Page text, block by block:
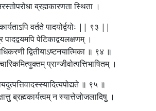
ब्रह्मकारणता स्थिता ।
वर्तते पादयोर्द्वयोः || ९३ ||
पेटिकाद्वयलक्षणम् ।
द्वितीयाऽष्टनयात्मिका ॥ ९४ ॥
प्राग्जीवोत्पत्तिभाषितम् ।
॥ ९५ ॥
ब्रह्मकार्यत्वम् न स्यात्तेजोजलादिषु ।